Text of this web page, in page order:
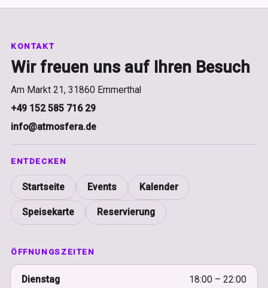
KONTAKT
Wir freuen uns auf Ihren Besuch
Am Markt 21, 31860 Emmerthal
+49 152 585 716 29
info@atmosfera.de
ENTDECKEN
Startseite Events Kalender
Speisekarte Reservierung
ÖFFNUNGSZEITEN
Dienstag 18:00 – 22:00